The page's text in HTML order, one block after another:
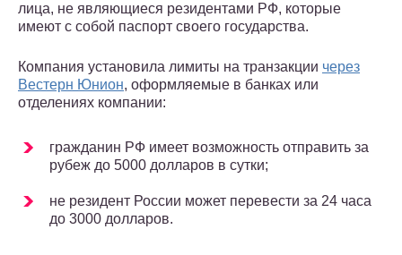
лица, не являющиеся резидентами РФ, которые
имеют с собой паспорт своего государства.
Компания установила лимиты на транзакции через
Вестерн Юнион, оформляемые в банках или
отделениях компании:
гражданин РФ имеет возможность отправить за
рубеж до 5000 долларов в сутки;
не резидент России может перевести за 24 часа
до 3000 долларов.